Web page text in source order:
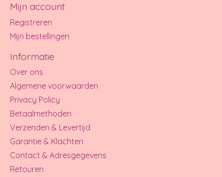
Mijn account
Registreren
Mijn bestellingen
Informatie
Over ons
Algemene voorwaarden
Privacy Policy
Betaalmethoden
Verzenden & Levertijd
Garantie & Klachten
Contact & Adresgegevens
Retouren